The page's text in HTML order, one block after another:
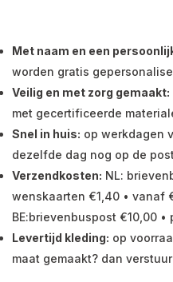
Met naam en een
worden gratis
Veilig en met zorg gemaakt:
met gecertificeerde
Snel in huis: op werkdagen
dezelfde dag nog op de
Verzendkosten: NL:
wenskaarten €1,40 • vanaf
BE:brievenbuspost €10,00 •
Levertijd kleding: op
maat gemaakt? dan